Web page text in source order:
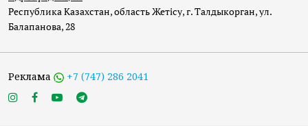
Республика Казахстан, область Жетісу, г. Талдыкорган, ул.
Балапанова, 28
Реклама +7 (747) 286 2041